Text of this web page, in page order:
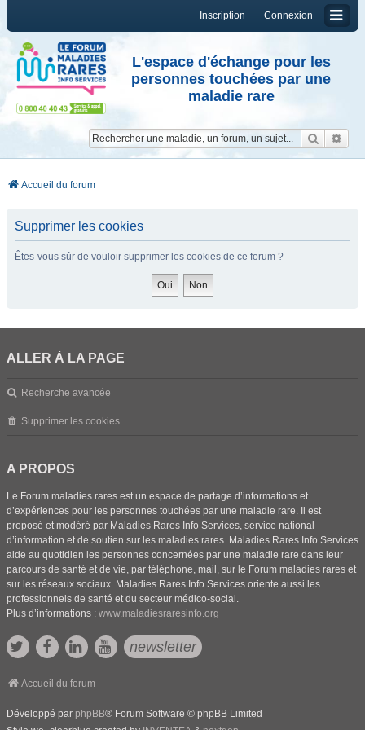
Connexion
Inscription
L'espace d'échange pour les
personnes touchées par une
maladie rare
Accueil du forum
Supprimer les cookies
Êtes-vous sûr de vouloir supprimer les cookies de ce forum ?
ALLER À LA PAGE
Recherche avancée
Supprimer les cookies
A PROPOS
Le Forum maladies rares est un espace de partage d’informations et
d’expériences pour les personnes touchées par une maladie rare. Il est
proposé et modéré par Maladies Rares Info Services, service national
d’information et de soutien sur les maladies rares. Maladies Rares Info Services
aide au quotidien les personnes concernées par une maladie rare dans leur
parcours de santé et de vie, par téléphone, mail, sur le Forum maladies rares et
sur les réseaux sociaux. Maladies Rares Info Services oriente aussi les
professionnels de santé et du secteur médico-social.
Plus d’informations : www.maladiesraresinfo.org
newsletter
Accueil du forum
Développé par phpBB® Forum Software © phpBB Limited